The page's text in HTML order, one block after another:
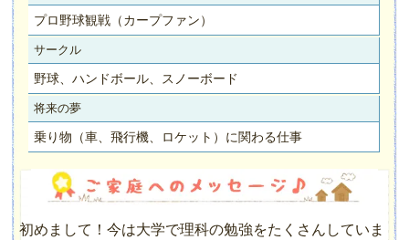
プロ野球観戦（カープファン）
サークル
野球、ハンドボール、スノーボード
将来の夢
乗り物（車、飛行機、ロケット）に関わる仕事
初めまして！今は大学で理科の勉強をたくさんしていま